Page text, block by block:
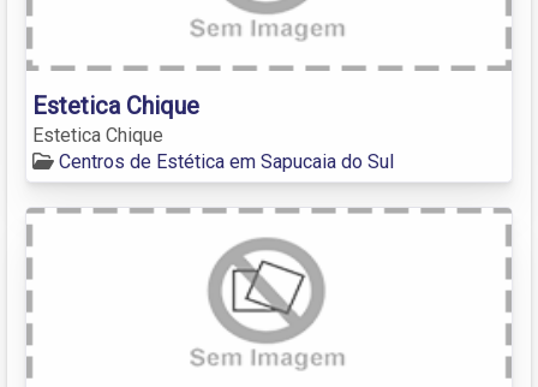
Estetica Chique
Estetica Chique
Centros de Estética em Sapucaia do Sul